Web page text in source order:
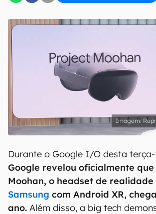
Durante o Google I/O desta
Google revelou oficialmente
Moohan, o headset de
Samsung com Android XR,
ano. Além disso, a big tech